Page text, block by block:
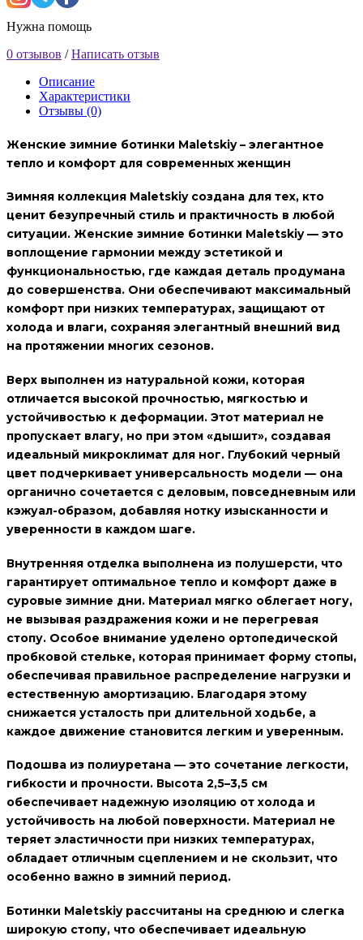
Нужна помощь
0 отзывов /Написать отзыв
Описание
Характеристики
Отзывы (0)
Женские зимние ботинки Maletskiy – элегантное
тепло и комфорт для современных женщин
Зимняя коллекция Maletskiyсоздана для тех, кто
ценит безупречный стиль и практичность в любой
ситуации. Женские зимние ботинки Maletskiy — это
воплощение гармонии между эстетикой и
функциональностью, где каждая деталь продумана
до совершенства. Они обеспечивают максимальный
комфорт при низких температурах, защищают от
холода и влаги, сохраняя элегантный внешний вид
на протяжении многих сезонов.
Верх выполнен из натуральной кожи, которая
отличается высокой прочностью, мягкостью и
устойчивостью к деформации. Этот материал не
пропускает влагу, но при этом «дышит», создавая
идеальный микроклимат для ног. Глубокий черный
цвет подчеркивает универсальность модели — она
органично сочетается с деловым, повседневным или
кэжуал-образом, добавляя нотку изысканности и
уверенности в каждом шаге.
Внутренняя отделка выполнена из полушерсти, что
гарантирует оптимальное тепло и комфорт даже в
суровые зимние дни. Материал мягко облегает ногу,
не вызывая раздражения кожи и не перегревая
стопу. Особое внимание уделено ортопедической
пробковой стельке, которая принимает форму стопы,
обеспечивая правильное распределение нагрузки и
естественную амортизацию. Благодаря этому
снижается усталость при длительной ходьбе, а
каждое движение становится легким и уверенным.
Подошва из полиуретана — это сочетание легкости,
гибкости и прочности. Высота 2,5–3,5 см
обеспечивает надежную изоляцию от холода и
устойчивость на любой поверхности. Материал не
теряет эластичности при низких температурах,
обладает отличным сцеплением и не скользит, что
особенно важно в зимний период.
Ботинки Maletskiy рассчитаны на среднюю и слегка
широкую стопу, что обеспечивает идеальную